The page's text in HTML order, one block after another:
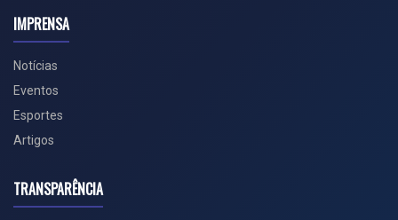
IMPRENSA
Notícias
Eventos
Esportes
Artigos
TRANSPARÊNCIA